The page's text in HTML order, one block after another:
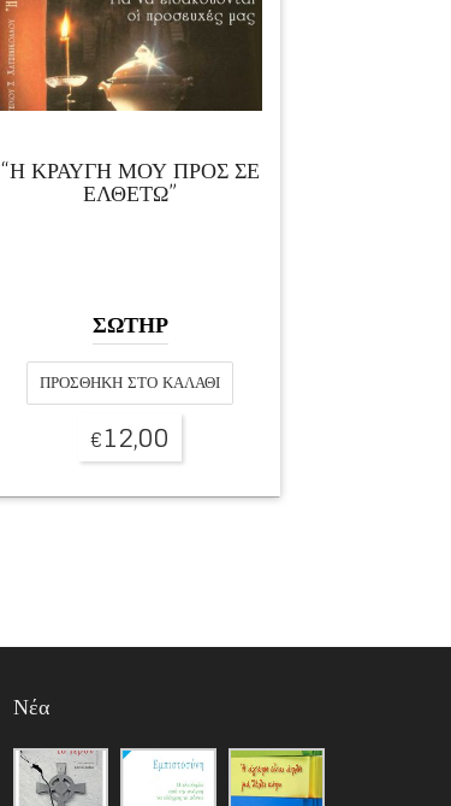
“Η ΚΡΑΥΓΗ ΜΟΥ ΠΡΟΣ ΣΕ
ΕΛΘΕΤΩ”
ΣΩΤΗΡ
ΠΡΟΣΘΉΚΗ ΣΤΟ ΚΑΛΆΘΙ
€12,00
Νέα